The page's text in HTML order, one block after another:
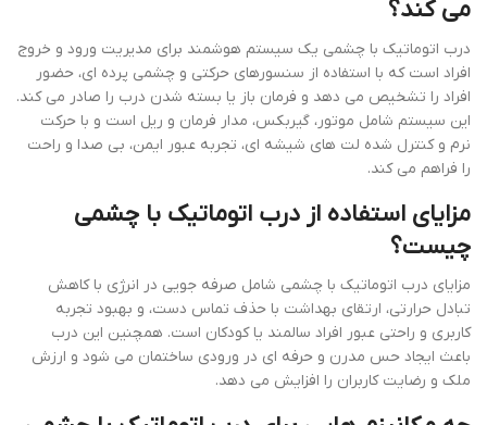
می کند؟
درب اتوماتیک با چشمی یک سیستم هوشمند برای مدیریت ورود و خروج
افراد است که با استفاده از سنسورهای حرکتی و چشمی پرده ای، حضور
افراد را تشخیص می دهد و فرمان باز یا بسته شدن درب را صادر می کند.
این سیستم شامل موتور، گیربکس، مدار فرمان و ریل است و با حرکت
نرم و کنترل شده لت های شیشه ای، تجربه عبور ایمن، بی صدا و راحت
را فراهم می کند.
مزایای استفاده از درب اتوماتیک با چشمی
چیست؟
مزایای درب اتوماتیک با چشمی شامل صرفه جویی در انرژی با کاهش
تبادل حرارتی، ارتقای بهداشت با حذف تماس دست، و بهبود تجربه
کاربری و راحتی عبور افراد سالمند یا کودکان است. همچنین این درب
باعث ایجاد حس مدرن و حرفه ای در ورودی ساختمان می شود و ارزش
ملک و رضایت کاربران را افزایش می دهد.